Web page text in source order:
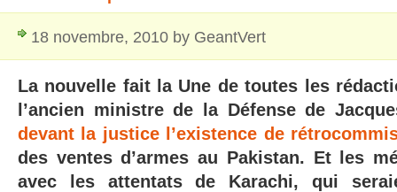
18 novembre, 2010 by GeantVert
La nouvelle fait la Une de toutes les
l’ancien ministre de la Défense de
devant la justice l’existence de
des ventes d’armes au Pakistan. Et les
avec les attentats de Karachi, qui